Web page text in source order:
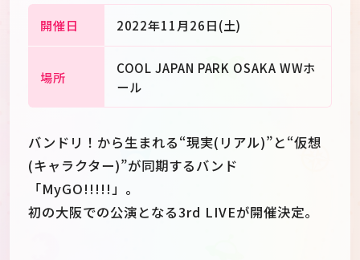
開催日 2022年11月26日(土)
場所
COOL JAPAN PARK OSAKA WWホ
ール
バンドリ！から生まれる“現実(リアル)”と“仮想
(キャラクター)”が同期するバンド
「MyGO!!!!!」。
初の大阪での公演となる3rd LIVEが開催決定。